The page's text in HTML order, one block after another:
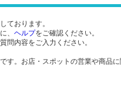
ております。
、 ヘルプをご確認ください。
問内容をご入力ください。
。お店・スポットの営業や商品